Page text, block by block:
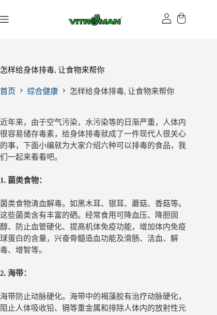
过
怎样给身体排毒, 让食物来帮你
首页 综合健康 怎样给身体排毒, 让食物来帮你
近年来，由于空气污染，水污染等的日渐严重，人体内
很容易储存毒素，给身体排毒就成了一件现代人很关心
的事，下面小编就为大家介绍六种可以排毒的食品，我
们一起来看看吧。
1. 菌类食物：
菌类食物清血解毒。如黑木耳、银耳、蘑菇、香菇等。
这些菌类含有丰富的硒。经常食用可降血压、降胆固
醇、防止血管硬化、提高机体免疫功能，增加体内免疫
球蛋白的含量，兴奋骨髓造血功能及滑肠、洁血、解
毒、增智等。
2. 海带：
海带防止动脉硬化。海带中的褐藻胶有治疗动脉硬化，
阻止人体吸收铅、镉等重金属和排除人体内的放射性元